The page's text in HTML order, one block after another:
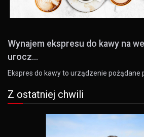
Wynajem ekspresu do kawy na
urocz...
Ekspres do kawy to urządzenie pożądane
Z ostatniej chwili